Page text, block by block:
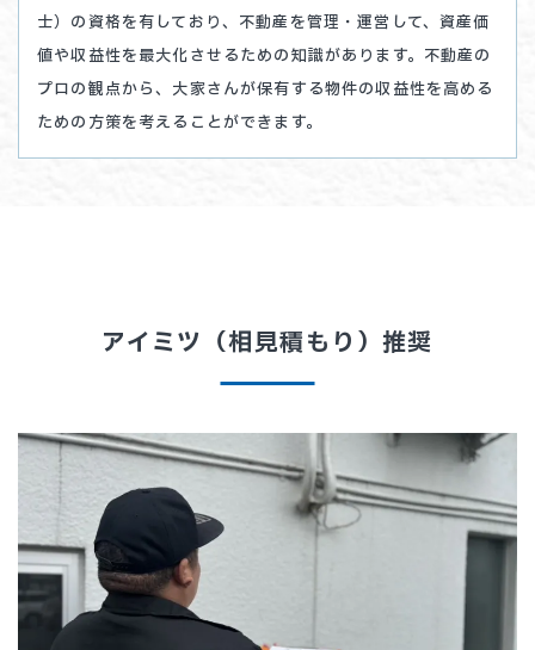
士）の資格を有しており、不動産を管理・運営して、資産価
値や収益性を最大化させるための知識があります。不動産の
プロの観点から、大家さんが保有する物件の収益性を高める
ための方策を考えることができます。
アイミツ（相見積もり）推奨